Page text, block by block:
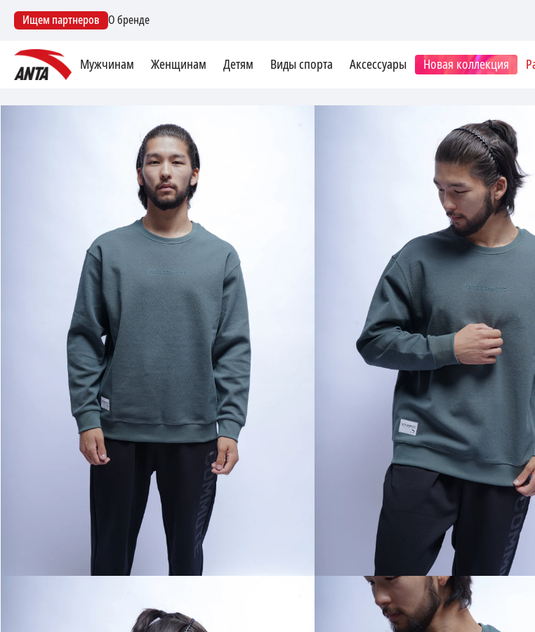
Ищем партнеров О бренде
Мужчинам Женщинам Детям Виды спорта Аксессуары Новая коллекция